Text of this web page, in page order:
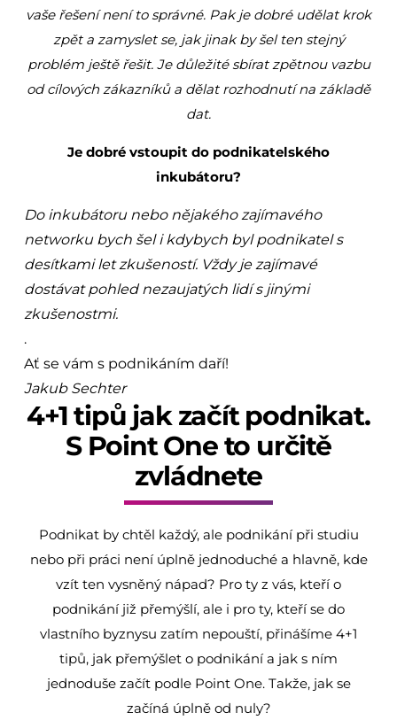
vaše řešení není to správné. Pak je dobré udělat krok
zpět a zamyslet se, jak jinak by šel ten stejný
problém ještě řešit. Je důležité sbírat zpětnou vazbu
od cílových zákazníků a dělat rozhodnutí na základě
dat.
Je dobré vstoupit do podnikatelského
inkubátoru?
Do inkubátoru nebo nějakého zajímavého
networku bych šel i kdybych byl podnikatel s
desítkami let zkušeností. Vždy je zajímavé
dostávat pohled nezaujatých lidí s jinými
zkušenostmi.
.
Ať se vám s podnikáním daří!
Jakub Sechter
4+1 tipů jak začít podnikat.
S Point One to určitě
zvládnete
Podnikat by chtěl každý, ale podnikání při studiu
nebo při práci není úplně jednoduché a hlavně, kde
vzít ten vysněný nápad? Pro ty z vás, kteří o
podnikání již přemýšlí, ale i pro ty, kteří se do
vlastního byznysu zatím nepouští, přinášíme 4+1
tipů, jak přemýšlet o podnikání a jak s ním
jednoduše začít podle Point One. Takže, jak se
začíná úplně od nuly?